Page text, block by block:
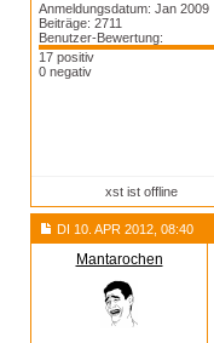
Anmeldungsdatum: Jan 2009
Beiträge: 2711
Benutzer-Bewertung:
17 positiv
0 negativ
xst ist offline
DI 10. APR 2012, 08:40
Mantarochen